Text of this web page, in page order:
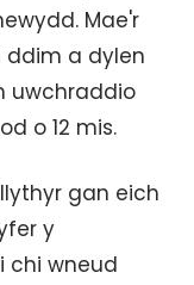
Mae'r
a dylen
uwchraddio
o 12 mis.
gan eich
y
chi wneud